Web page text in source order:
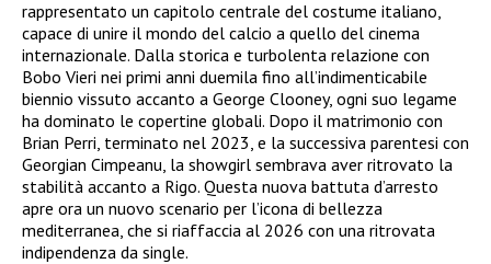
rappresentato un capitolo centrale del costume italiano,
capace di unire il mondo del calcio a quello del cinema
internazionale. Dalla storica e turbolenta relazione con
Bobo Vieri nei primi anni duemila fino all’indimenticabile
biennio vissuto accanto a George Clooney, ogni suo legame
ha dominato le copertine globali. Dopo il matrimonio con
Brian Perri, terminato nel 2023, e la successiva parentesi con
Georgian Cimpeanu, la showgirl sembrava aver ritrovato la
stabilità accanto a Rigo. Questa nuova battuta d’arresto
apre ora un nuovo scenario per l’icona di bellezza
mediterranea, che si riaffaccia al 2026 con una ritrovata
indipendenza da single.